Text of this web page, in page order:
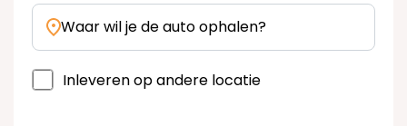
Waar wil je de auto ophalen?
Inleveren op andere locatie